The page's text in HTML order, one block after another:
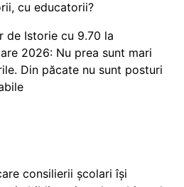
cu educatorii?
de Istorie cu 9.70 la
2026: Nu prea sunt mari
Din păcate nu sunt posturi
consilierii școlari își